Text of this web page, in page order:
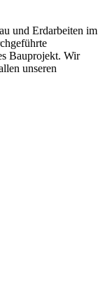
und Erdarbeiten im
Bauprojekt. Wir
unseren